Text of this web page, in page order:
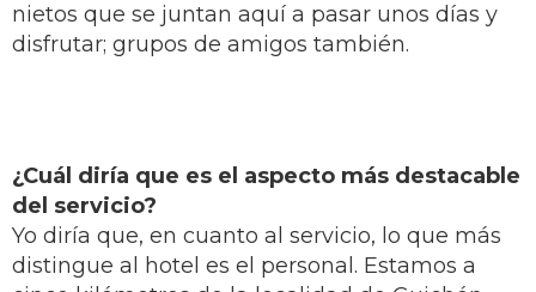
nietos que se juntan aquí a pasar unos días y
disfrutar; grupos de amigos también.
¿Cuál diría que es el aspecto más destacable
del servicio?
Yo diría que, en cuanto al servicio, lo que más
distingue al hotel es el personal. Estamos a